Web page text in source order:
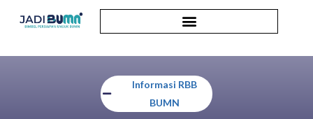
Informasi RBB
BUMN